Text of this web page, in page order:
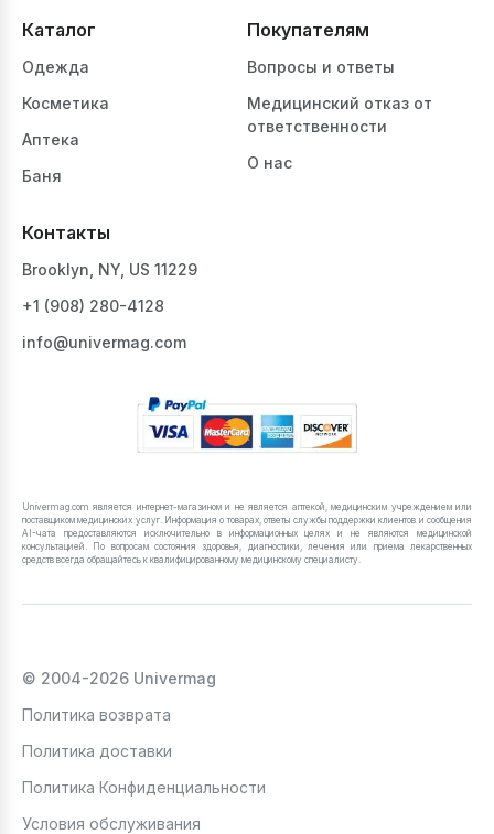
Каталог
Одежда
Косметика
Аптека
Баня
Покупателям
Вопросы и ответы
Медицинский отказ от
ответственности
О нас
Контакты
Brooklyn, NY, US 11229
+1 ‪(908) 280-4128‬
info@univermag.com
Univermag.com является интернет-магазином и не является аптекой, медицинским учреждением или
поставщиком медицинских услуг. Информация о товарах, ответы службы поддержки клиентов и сообщения
AI-чата предоставляются исключительно в информационных целях и не являются медицинской
консультацией. По вопросам состояния здоровья, диагностики, лечения или приема лекарственных
средств всегда обращайтесь к квалифицированному медицинскому специалисту.
© 2004-2026 Univermag
Политика возврата
Политика доставки
Политика Конфиденциальности
Условия обслуживания